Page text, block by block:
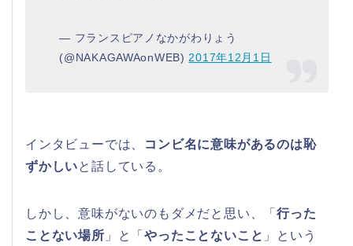
— フランスピアノなかがわりょう
(@NAKAGAWAonWEB) 2017年12月1日
インタビューでは、
コンビ名に意味があるのは恥
ずかしいと話している。
しかし、意味がないのもダメだと思い、「行った
ことない場所 」と「やったことないこと 」という